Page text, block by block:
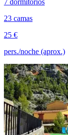
23 camas
25 €
pers./noche (aprox.)